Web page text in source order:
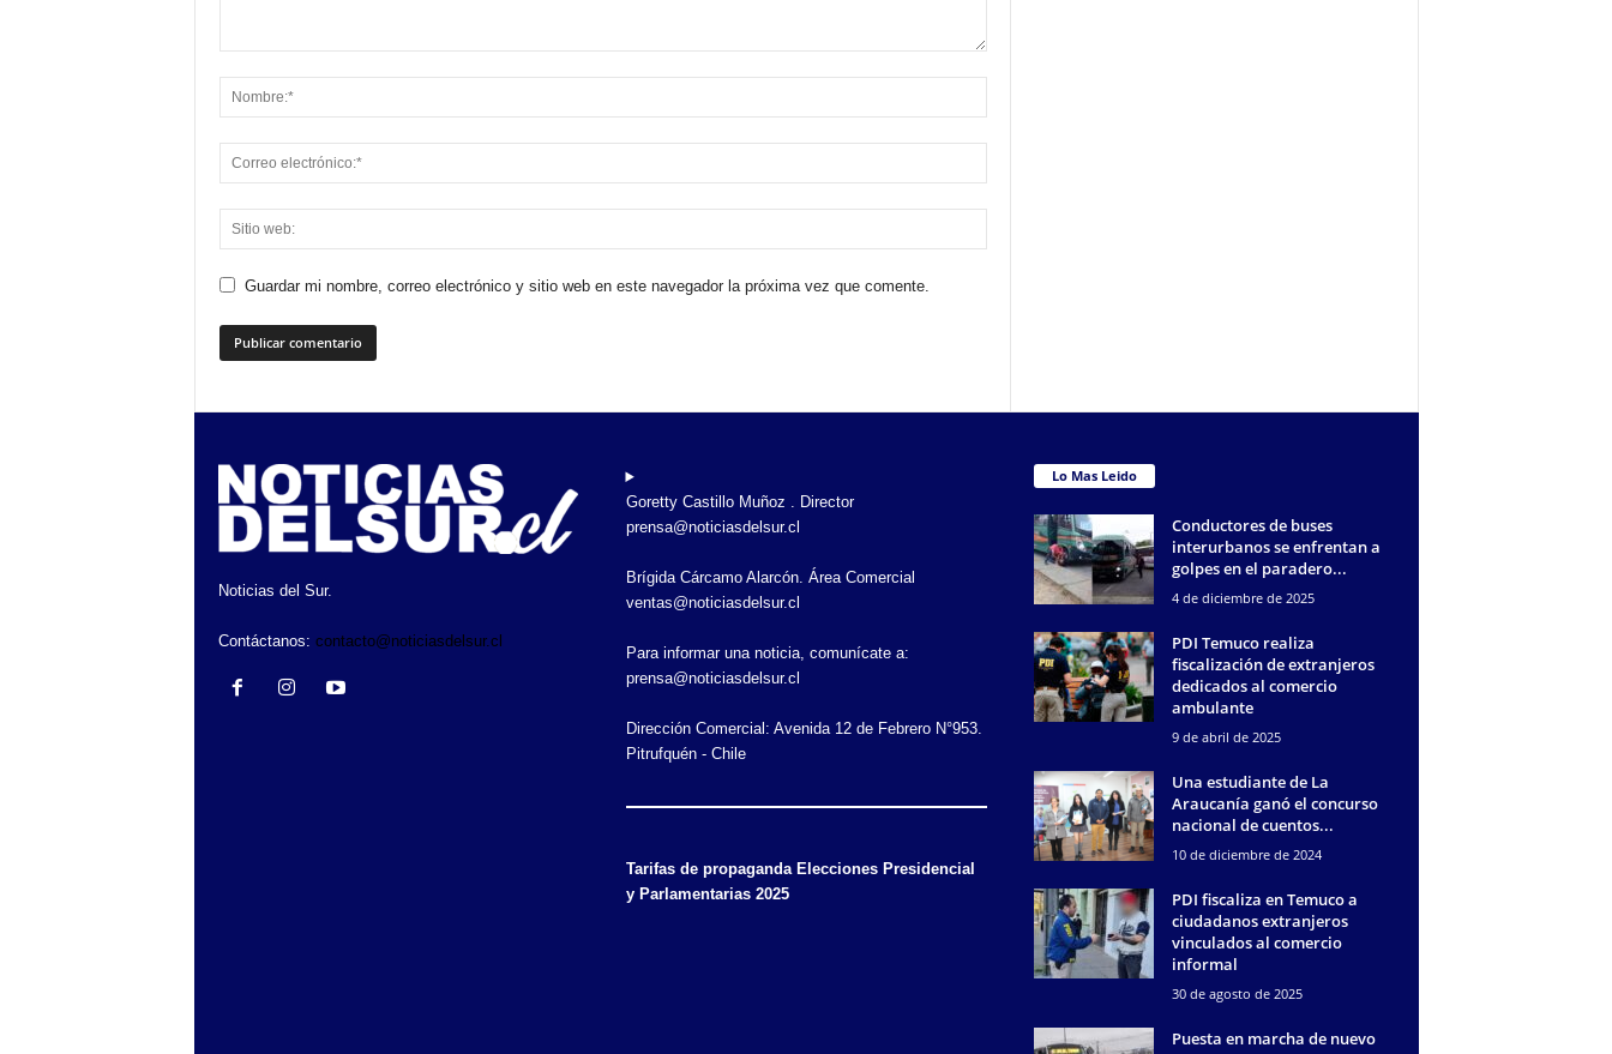
Guardar mi nombre, correo electrónico y sitio web en este navegador la próxima vez que comente.
Noticias del Sur.
Contáctanos: contacto@noticiasdelsur.cl
Goretty Castillo Muñoz . Director
prensa@noticiasdelsur.cl
Brígida Cárcamo Alarcón. Área Comercial
ventas@noticiasdelsur.cl
Para informar una noticia, comunícate a:
prensa@noticiasdelsur.cl
Dirección Comercial: Avenida 12 de Febrero N°953.
Pitrufquén - Chile
Tarifas de propaganda Elecciones Presidencial
y Parlamentarias 2025
Lo Mas Leido
Conductores de buses
interurbanos se enfrentan a
golpes en el paradero...
4 de diciembre de 2025
PDI Temuco realiza
fiscalización de extranjeros
dedicados al comercio
ambulante
9 de abril de 2025
Una estudiante de La
Araucanía ganó el concurso
nacional de cuentos...
10 de diciembre de 2024
PDI fiscaliza en Temuco a
ciudadanos extranjeros
vinculados al comercio
informal
30 de agosto de 2025
Puesta en marcha de nuevo